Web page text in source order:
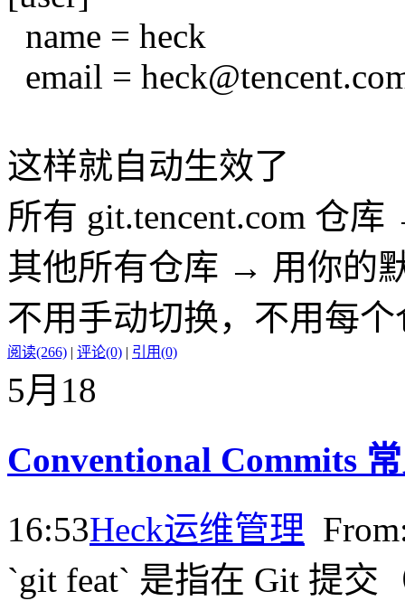
name = heck
email =
这样就自动生效了
所有 git.tencent.com 仓
其他所有仓库 → 用你的
不用手动切换，不用每
阅读(266) | 评论(0) | 引用(0)
5月 18
Conventional Commits
16:53Heck运维管理
`git feat` 是指在 Git 提交